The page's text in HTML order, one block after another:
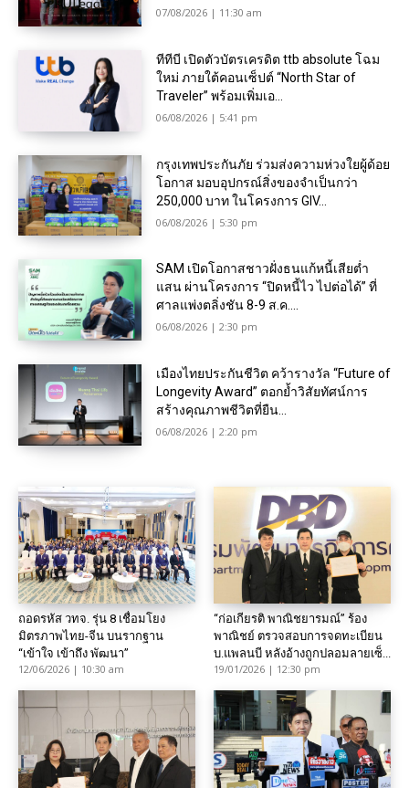
07/08/2026 | 11:30 am
ทีทีบี เปิดตัวบัตรเครดิต ttb absolute โฉม
ใหม่ ภายใต้คอนเซ็ปต์ “North Star of
Traveler” พร้อมเพิ่มเอ...
06/08/2026 | 5:41 pm
กรุงเทพประกันภัย ร่วมส่งความห่วงใยผู้ด้อย
โอกาส มอบอุปกรณ์สิ่งของจำเป็นกว่า
250,000 บาท ในโครงการ GIV...
06/08/2026 | 5:30 pm
SAM เปิดโอกาสชาวฝั่งธนแก้หนี้เสียต่ำ
แสน ผ่านโครงการ “ปิดหนี้ไว ไปต่อได้” ที่
ศาลแพ่งตลิ่งชัน 8-9 ส.ค....
06/08/2026 | 2:30 pm
เมืองไทยประกันชีวิต คว้ารางวัล “Future of
Longevity Award” ตอกย้ำวิสัยทัศน์การ
สร้างคุณภาพชีวิตที่ยืน...
06/08/2026 | 2:20 pm
ถอดรหัส วทจ. รุ่น 8 เชื่อมโยง
มิตรภาพไทย-จีน บนรากฐาน
“เข้าใจ เข้าถึง พัฒนา”
12/06/2026 | 10:30 am
“ก่อเกียรติ พาณิชยารมณ์” ร้อง
พาณิชย์ ตรวจสอบการจดทะเบียน
บ.แพลนบี หลังอ้างถูกปลอมลายเซ็...
19/01/2026 | 12:30 pm